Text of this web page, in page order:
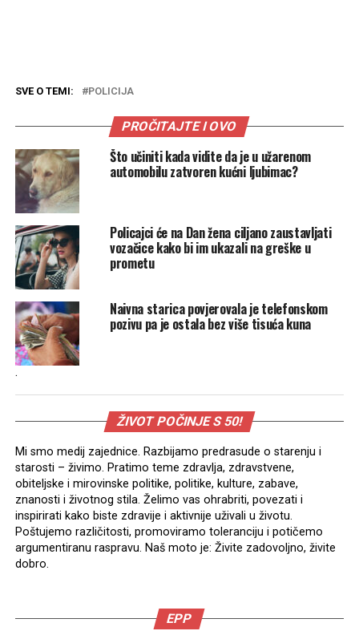
SVE O TEMI: POLICIJA
PROČITAJTE I OVO
Što učiniti kada vidite da je u užarenom
automobilu zatvoren kućni ljubimac?
Policajci će na Dan žena ciljano zaustavljati
vozačice kako bi im ukazali na greške u
prometu
Naivna starica povjerovala je telefonskom
pozivu pa je ostala bez više tisuća kuna
.
ŽIVOT POČINJE S 50!
Mi smo medij zajednice. Razbijamo predrasude o starenju i
starosti – živimo. Pratimo teme zdravlja, zdravstvene,
obiteljske i mirovinske politike, politike, kulture, zabave,
znanosti i životnog stila. Želimo vas ohrabriti, povezati i
inspirirati kako biste zdravije i aktivnije uživali u životu.
Poštujemo različitosti, promoviramo toleranciju i potičemo
argumentiranu raspravu. Naš moto je: Živite zadovoljno, živite
dobro.
EPP